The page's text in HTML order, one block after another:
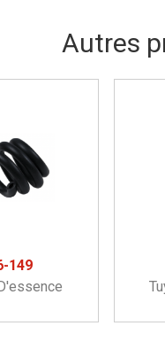
Autres
149